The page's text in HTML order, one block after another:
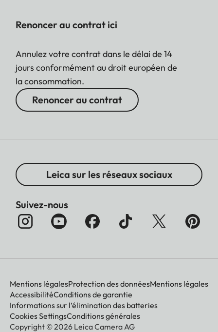
Renoncer au contrat ici
Annulez votre contrat dans le délai de 14
jours conformément au droit européen de
la consommation.
Renoncer au contrat
Leica sur les réseaux sociaux
Suivez-nous
Mentions légalesProtection des donnéesMentions légales
AccessibilitéConditions de garantie
Informations sur l’élimination des batteries
Cookies SettingsConditions générales
Copyright © 2026 Leica Camera AG